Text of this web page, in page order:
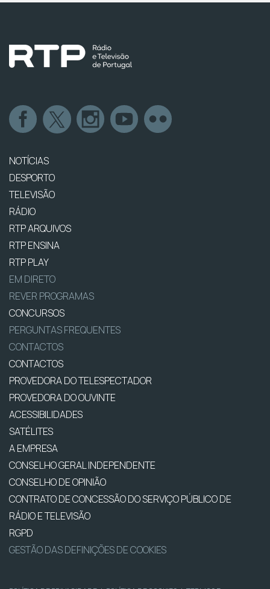
NOTÍCIAS
DESPORTO
TELEVISÃO
RÁDIO
RTP ARQUIVOS
RTP ENSINA
RTP PLAY
EM DIRETO
REVER PROGRAMAS
CONCURSOS
PERGUNTAS FREQUENTES
CONTACTOS
CONTACTOS
PROVEDORA DO TELESPECTADOR
PROVEDORA DO OUVINTE
ACESSIBILIDADES
SATÉLITES
A EMPRESA
CONSELHO GERAL INDEPENDENTE
CONSELHO DE OPINIÃO
CONTRATO DE CONCESSÃO DO SERVIÇO PÚBLICO DE
RÁDIO E TELEVISÃO
RGPD
GESTÃO DAS DEFINIÇÕES DE COOKIES